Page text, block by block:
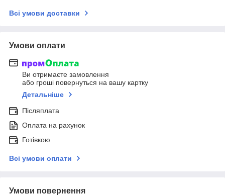
Всі умови доставки
Умови оплати
Ви отримаєте замовлення
або гроші повернуться на вашу картку
Детальніше
Післяплата
Оплата на рахунок
Готівкою
Всі умови оплати
Умови повернення